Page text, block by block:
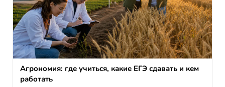
Агрономия: где учиться, какие ЕГЭ сдавать и кем
работать